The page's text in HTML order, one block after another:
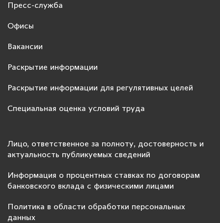
Пресс-служба
Офисы
Вакансии
Раскрытие информации
Раскрытие информации для регулятивных целей
Специальная оценка условий труда
Лицо, ответственное за полноту, достоверность и
актуальность публикуемых сведений
Информация о процентных ставках по договорам
банковского вклада с физическими лицами
Политика в области обработки персональных
данных